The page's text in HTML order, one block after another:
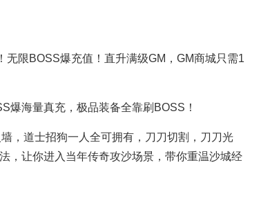
限BOSS爆充值！直升满级GM，GM商城只需1
海量真充，极品装备全靠刷BOSS！
，道士招狗一人全可拥有，刀刀切割，刀刀光
，让你进入当年传奇攻沙场景，带你重温沙城经